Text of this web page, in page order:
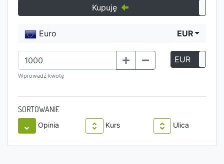
Kupuję
Euro EUR
Wprowadź kwotę
EUR
SORTOWANIE
Opinia Kurs Ulica